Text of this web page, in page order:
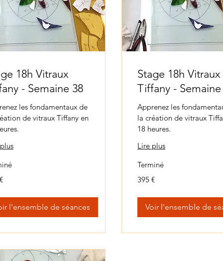
18h Vitraux
- Semaine 38
les fondamentaux de
de vitraux Tiffany en
l'ensemble de séances
Stage 18h Vitraux
Tiffany - Semaine
Apprenez les
la création de vitraux
18 heures.
Lire plus
Terminé
euros
395 €
Voir l'ensemble de